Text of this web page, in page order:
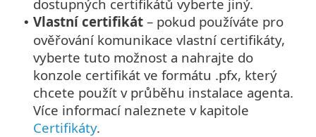
dostupných certifikátů vyberte jiný.
• Vlastní certifikát – pokud používáte pro
ověřování komunikace vlastní certifikáty,
vyberte tuto možnost a nahrajte do
konzole certifikát ve formátu .pfx, který
chcete použít v průběhu instalace agenta.
Více informací naleznete v kapitole
Certifikáty.